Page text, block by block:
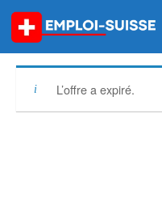
Skip
content
L’offre a expiré.